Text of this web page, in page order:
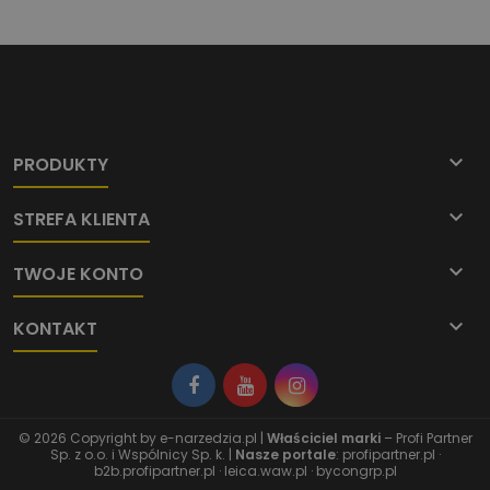
PRODUKTY 
STREFA KLIENTA 
TWOJE KONTO 
KONTAKT 
© 2026 Copyright by e-narzedzia.pl | Właściciel marki– Profi Partner
Sp. z o.o. i Wspólnicy Sp. k. | Nasze portale: profipartner.pl ·
b2b.profipartner.pl · leica.waw.pl · bycongrp.pl